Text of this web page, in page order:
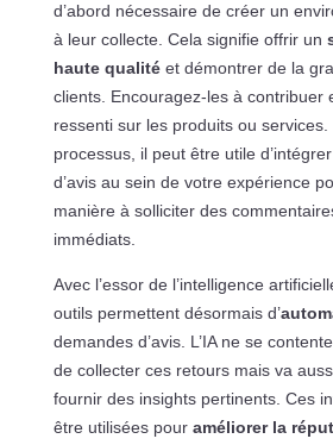
d’abord nécessaire de créer un
à leur collecte. Cela signifie offrir un
haute qualitéet démontrer de la
clients. Encouragez-les à contribuer
ressenti sur les produits ou
processus, il peut être utile
d’avis au sein de votre expérience
manière à solliciter des
immédiats.
Avec l’essor de l’intelligence
outils permettent désormais d’
demandes d’avis. L’IA ne se
de collecter ces retours mais va
fournir des insights pertinents. Ces
être utilisées pour améliorer la